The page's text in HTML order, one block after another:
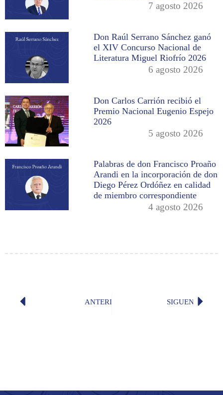
7 agosto 2026
Don Raúl Serrano Sánchez ganó
el XIV Concurso Nacional de
Literatura Miguel Riofrío 2026
6 agosto 2026
Don Carlos Carrión recibió el
Premio Nacional Eugenio Espejo
2026
5 agosto 2026
Palabras de don Francisco Proaño
Arandi en la incorporación de don
Diego Pérez Ordóñez en calidad
de miembro correspondiente
4 agosto 2026
ANTERIOR Murió don Ernesto Albán Gómez
SIGUENTE